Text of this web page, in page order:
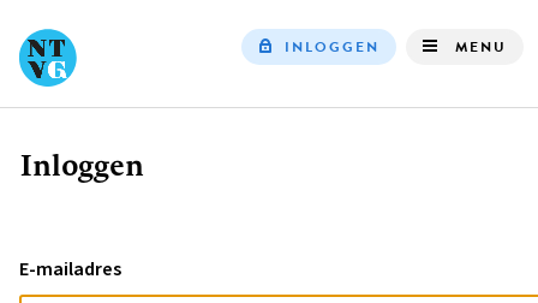
INLOGGEN MENU
Kruimelpad
Inloggen
E-mailadres